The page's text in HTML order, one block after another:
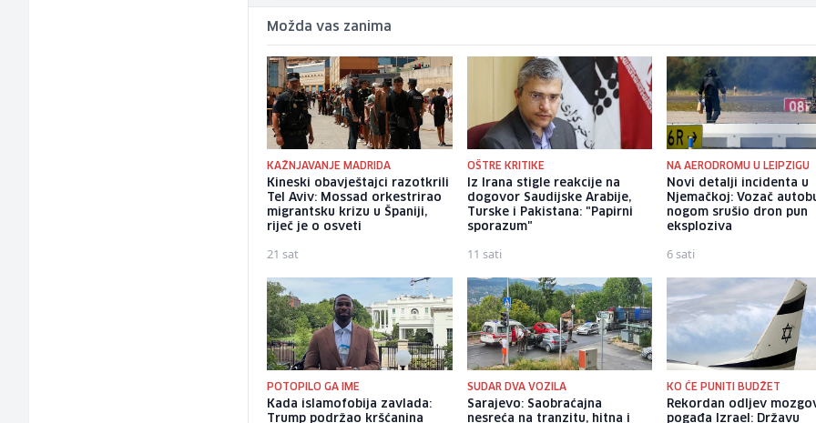
Možda vas zanima
KAŽNJAVANJE MADRIDA
Kineski obavještajci razotkrili
Tel Aviv: Mossad orkestrirao
migrantsku krizu u Španiji,
riječ je o osveti
21 sat
OŠTRE KRITIKE
Iz Irana stigle reakcije na
dogovor Saudijske Arabije,
Turske i Pakistana: "Papirni
sporazum"
11 sati
NA AERODROMU U LEIPZIGU
Novi detalji incidenta u
Njemačkoj: Vozač
nogom srušio dron pun
eksploziva
6 sati
POTOPILO GA IME
Kada islamofobija zavlada:
Trump podržao kršćanina
SUDAR DVA VOZILA
Sarajevo: Saobraćajna
nesreća na tranzitu, hitna i
KO ĆE PUNITI BUDŽET
Rekordan odljev
pogađa Izrael: Državu